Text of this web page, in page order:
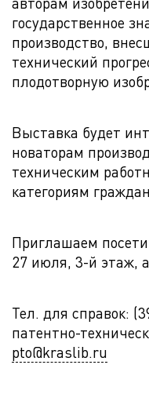
государственное
производство,
технический
плодотворную
Выставка будет
новаторам
техническим
категориям
Приглашаем
27 июля, 3-й этаж,
Тел. для справок:
патентно-
pto@kraslib.ru